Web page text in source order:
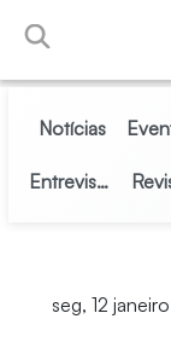
Pular para o
Notícias
Entrevistas
seg, 12